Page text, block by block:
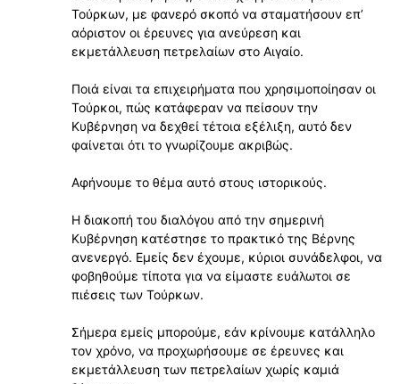
Τούρκων, με φανερό σκοπό να σταματήσουν επʼ
αόριστον οι έρευνες για ανεύρεση και
εκμετάλλευση πετρελαίων στο Αιγαίο.
Ποιά είναι τα επιχειρήματα που χρησιμοποίησαν οι
Τούρκοι, πώς κατάφεραν να πείσουν την
Κυβέρνηση να δεχθεί τέτοια εξέλιξη, αυτό δεν
φαίνεται ότι το γνωρίζουμε ακριβώς.
Αφήνουμε το θέμα αυτό στους ιστορικούς.
Η διακοπή του διαλόγου από την σημερινή
Κυβέρνηση κατέστησε το πρακτικό της Βέρνης
ανενεργό. Εμείς δεν έχουμε, κύριοι συνάδελφοι, να
φοβηθούμε τίποτα για να είμαστε ευάλωτοι σε
πιέσεις των Τούρκων.
Σήμερα εμείς μπορούμε, εάν κρίνουμε κατάλληλο
τον χρόνο, να προχωρήσουμε σε έρευνες και
εκμετάλλευση των πετρελαίων χωρίς καμιά